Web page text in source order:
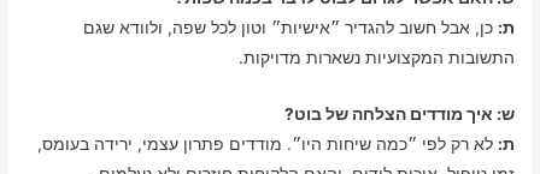
ת: כן, אבל חשוב להגדיר ״אישיות״ וטון לכל שפה, ולוודא שגם
התשובות המקצועיות נשארות מדויקות.
ש: איך מודדים הצלחה של בוט?
ת: לא רק לפי ״כמה שיחות היו״. מודדים פתרון עצמי, ירידה בעומס,